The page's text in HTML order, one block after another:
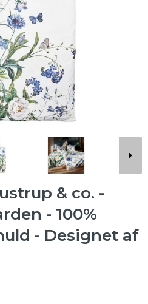
& co. -
- 100%
- Designet af